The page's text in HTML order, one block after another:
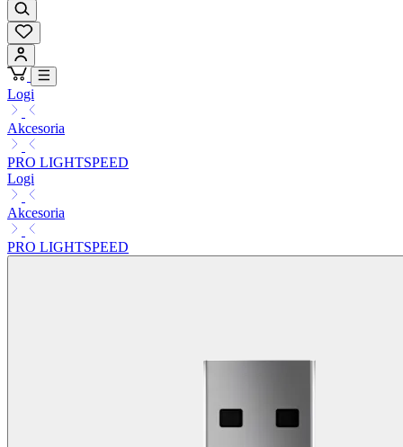
Logi
Akcesoria
PRO LIGHTSPEED
Logi
Akcesoria
PRO LIGHTSPEED